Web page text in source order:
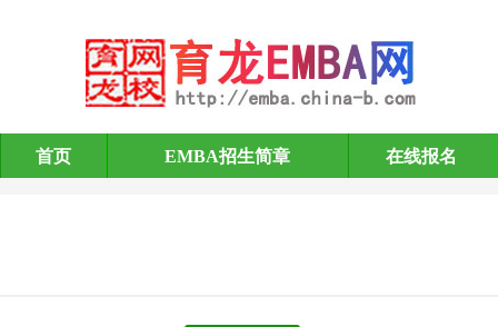
EMBA招生简章
首页 EMBA招生简章 在线报名